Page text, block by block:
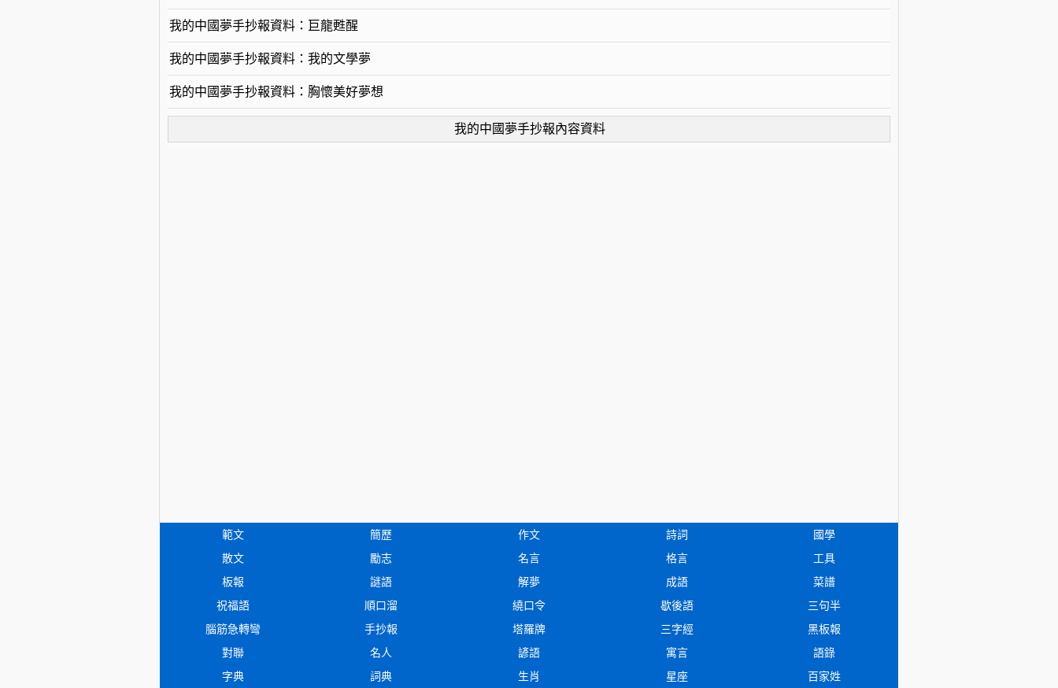
我的中國夢手抄報資料：巨龍甦醒
我的中國夢手抄報資料：我的文學夢
我的中國夢手抄報資料：胸懷美好夢想
我的中國夢手抄報內容資料
範文 簡歷 作文 詩詞
國學
散文
勵志 名言 格言
工具
板報
謎語 解夢 成語
菜譜
祝福語
順口溜 繞口令 歇後語
三句半
腦筋急轉彎
手抄報 塔羅牌 三字經
黑板報
對聯
名人 諺語 寓言
語錄
字典
詞典 生肖 星座 百家姓